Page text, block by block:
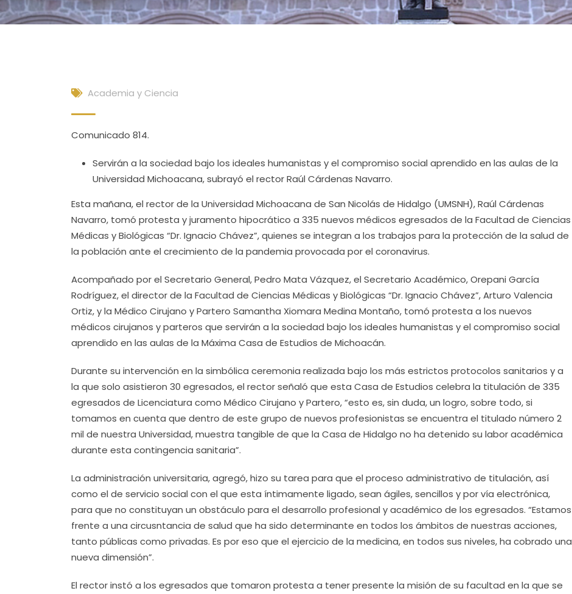
Academia y Ciencia
Comunicado 814.
Servirán a la sociedad bajo los ideales humanistas y el compromiso social aprendido en las aulas de la
Universidad Michoacana, subrayó el rector Raúl Cárdenas Navarro.
Esta mañana, el rector de la Universidad Michoacana de San Nicolás de Hidalgo (UMSNH), Raúl Cárdenas
Navarro, tomó protesta y juramento hipocrático a 335 nuevos médicos egresados de la Facultad de Ciencias
Médicas y Biológicas “Dr. Ignacio Chávez”, quienes se integran a los trabajos para la protección de la salud de
la población ante el crecimiento de la pandemia provocada por el coronavirus.
Acompañado por el Secretario General, Pedro Mata Vázquez, el Secretario Académico, Orepani García
Rodríguez, el director de la Facultad de Ciencias Médicas y Biológicas “Dr. Ignacio Chávez”, Arturo Valencia
Ortiz, y la Médico Cirujano y Partero Samantha Xiomara Medina Montaño, tomó protesta a los nuevos
médicos cirujanos y parteros que servirán a la sociedad bajo los ideales humanistas y el compromiso social
aprendido en las aulas de la Máxima Casa de Estudios de Michoacán.
Durante su intervención en la simbólica ceremonia realizada bajo los más estrictos protocolos sanitarios y a
la que solo asistieron 30 egresados, el rector señaló que esta Casa de Estudios celebra la titulación de 335
egresados de Licenciatura como Médico Cirujano y Partero, “esto es, sin duda, un logro, sobre todo, si
tomamos en cuenta que dentro de este grupo de nuevos profesionistas se encuentra el titulado número 2
mil de nuestra Universidad, muestra tangible de que la Casa de Hidalgo no ha detenido su labor académica
durante esta contingencia sanitaria”.
La administración universitaria, agregó, hizo su tarea para que el proceso administrativo de titulación, así
como el de servicio social con el que esta íntimamente ligado, sean ágiles, sencillos y por vía electrónica,
para que no constituyan un obstáculo para el desarrollo profesional y académico de los egresados. “Estamos
frente a una circusntancia de salud que ha sido determinante en todos los ámbitos de nuestras acciones,
tanto públicas como privadas. Es por eso que el ejercicio de la medicina, en todos sus niveles, ha cobrado una
nueva dimensión”.
El rector instó a los egresados que tomaron protesta a tener presente la misión de su facultad en la que se